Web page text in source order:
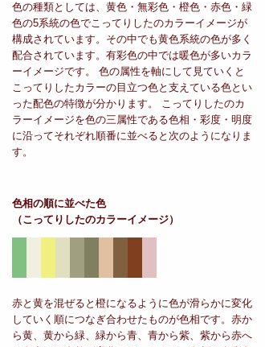
色の種類としては、黄色・無彩色・橙色・赤色・緑
色の5系統の色でこってりしたのカラーイメージが
構成されています。その中でも黄色系統の色が多く
配合されています。有彩色の中では暖色が多いカラ
ーイメージです。 色の属性を軸にして見ていくと
こってりしたカラーの目立つ色と支えている色とい
った配色の特徴が分かります。 こってりしたのカ
ラーイメージを色の三属性である色相・彩度・明度
に沿ってそれぞれ順番に並べると次のようになりま
す。
色相の順に並べた色
（こってりしたのカラーイメージ）
赤と黄を混ぜると橙になるように色が滑らかに変化
していく順につなぎ合わせたものが色相です。赤か
ら黄、黄から緑、緑から青、青から紫、紫から赤へ